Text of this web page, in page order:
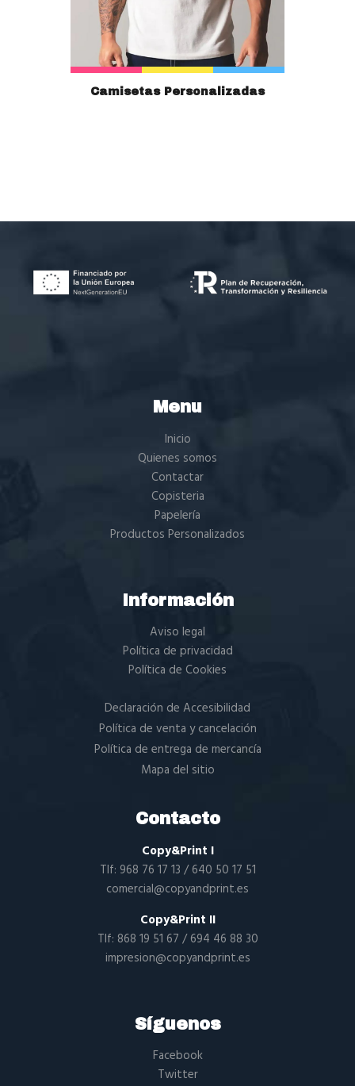
Camisetas Personalizadas
Menu
Inicio
Quienes somos
Contactar
Copisteria
Papelería
Productos Personalizados
Información
Aviso legal
Política de privacidad
Política de Cookies
Declaración de Accesibilidad
Política de venta y cancelación
Política de entrega de mercancía
Mapa del sitio
Contacto
Copy&Print I
Tlf: 968 76 17 13 /640 50 17 51
comercial@copyandprint.es
Copy&Print II
Tlf: 868 19 51 67 /694 46 88 30
impresion@copyandprint.es
Síguenos
Facebook
Twitter